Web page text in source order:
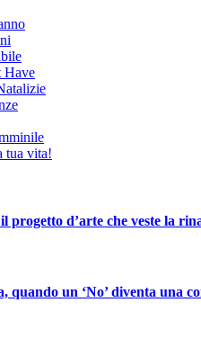
Have
tua vita!
progetto d’arte che veste la
quando un ‘No’ diventa una